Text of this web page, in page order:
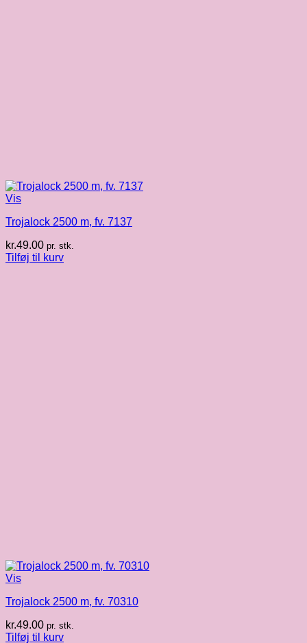
Vis
Trojalock 2500 m, fv. 7137
kr.49.00 pr. stk.
Tilføj til kurv
Vis
Trojalock 2500 m, fv. 70310
kr.49.00 pr. stk.
Tilføj til kurv